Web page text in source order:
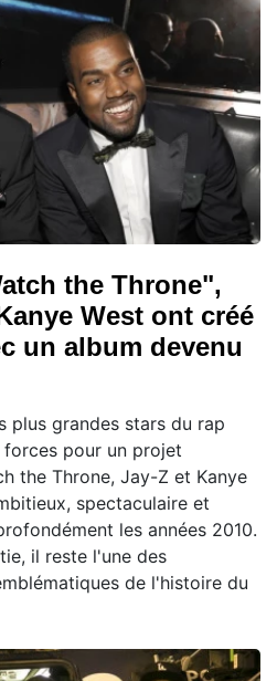
the Throne",
West ont créé
un album devenu
plus grandes stars du rap
forces pour un projet
the Throne, Jay-Z et Kanye
spectaculaire et
les années 2010.
il reste l'une des
de l'histoire du